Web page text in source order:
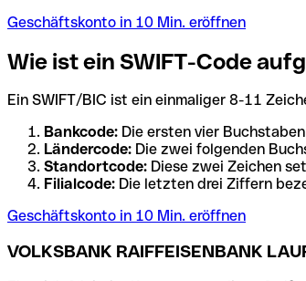
Geschäftskonto in 10 Min. eröffnen
Wie ist ein SWIFT-Code
Ein SWIFT/BIC ist ein einmaliger 8-11
Bankcode: Die ersten vier
Ländercode: Die zwei folgenden
Standortcode: Diese zwei Zeichen
Filialcode: Die letzten drei Ziffern
Geschäftskonto in 10 Min. eröffnen
VOLKSBANK RAIFFEISENBANK